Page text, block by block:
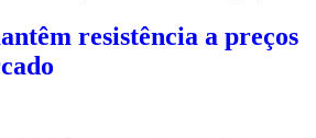
resistência a preços